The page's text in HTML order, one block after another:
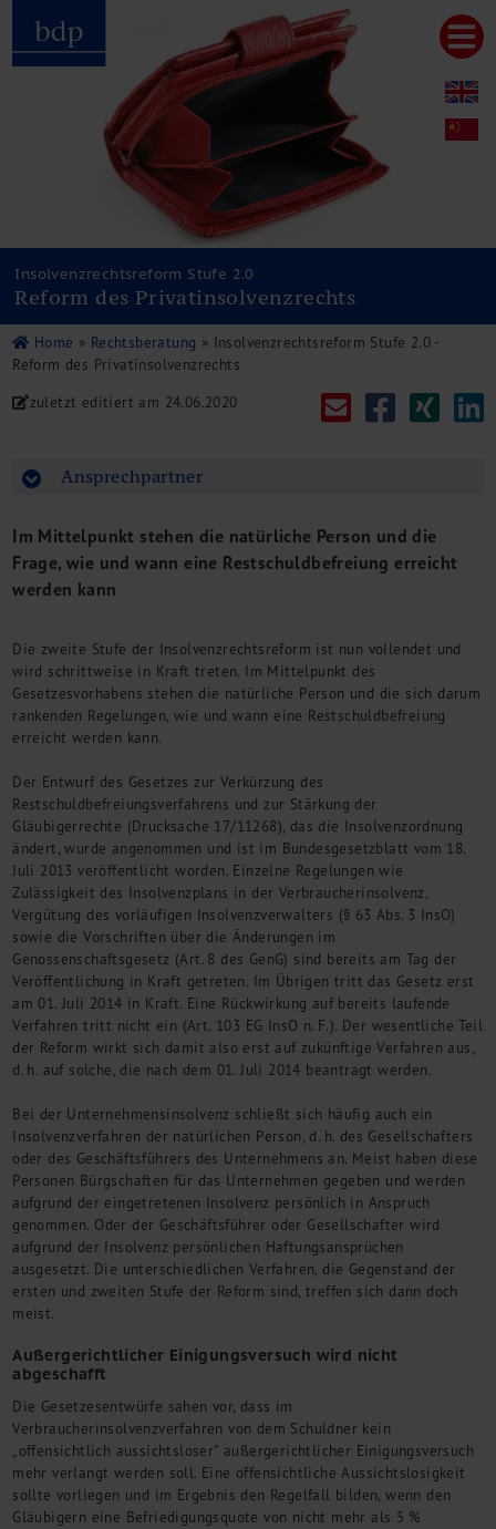
Unternehmenswerte
Publikationen
Newsletter
Videos
Leistungen
Rechtsberatung
Restrukturierung
Management Consulting
Internationalisierung
China Consulting
Finanz- und Lohnbuchhaltung
Wirtschaftsprüfung
Steuerberatung
Rechtsberatung
Unternehmensfinanzierung
Industrielle Dienstleistungen
Inbound Investments
Coaching
Team
Events
Karriere
Kontakt
Insolvenzrechtsreform Stufe 2.0
Reform des Privatinsolvenzrechts
Home » Rechtsberatung » Insolvenzrechtsreform Stufe 2.0 -
Reform des Privatinsolvenzrechts
zuletzt editiert am 24.06.2020
Ansprechpartner
Im Mittelpunkt stehen die natürliche Person und die
Frage, wie und wann eine Restschuldbefreiung erreicht
werden kann
Die zweite Stufe der Insolvenzrechtsreform ist nun vollendet und
wird schrittweise in Kraft treten. Im Mittelpunkt des
Gesetzesvorhabens stehen die natürliche Person und die sich darum
rankenden Regelungen, wie und wann eine Restschuldbefreiung
erreicht werden kann.
Der Entwurf des Gesetzes zur Verkürzung des
Restschuldbefreiungsverfahrens und zur Stärkung der
Gläubigerrechte (Drucksache 17/11268), das die Insolvenzordnung
ändert, wurde angenommen und ist im Bundesgesetzblatt vom 18.
Juli 2013 veröffentlicht worden. Einzelne Regelungen wie
Zulässigkeit des Insolvenzplans in der Verbraucherinsolvenz,
Vergütung des vorläufigen Insolvenzverwalters (§ 63 Abs. 3 InsO)
sowie die Vorschriften über die Änderungen im
Genossenschaftsgesetz (Art. 8 des GenG) sind bereits am Tag der
Veröffentlichung in Kraft getreten. Im Übrigen tritt das Gesetz erst
am 01. Juli 2014 in Kraft. Eine Rückwirkung auf bereits laufende
Verfahren tritt nicht ein (Art. 103 EG InsO n. F.). Der wesentliche Teil
der Reform wirkt sich damit also erst auf zukünftige Verfahren aus,
d. h. auf solche, die nach dem 01. Juli 2014 beantragt werden.
Bei der Unternehmensinsolvenz schließt sich häufig auch ein
Insolvenzverfahren der natürlichen Person, d. h. des Gesellschafters
oder des Geschäftsführers des Unternehmens an. Meist haben diese
Personen Bürgschaften für das Unternehmen gegeben und werden
aufgrund der eingetretenen Insolvenz persönlich in Anspruch
genommen. Oder der Geschäftsführer oder Gesellschafter wird
aufgrund der Insolvenz persönlichen Haftungsansprüchen
ausgesetzt. Die unterschiedlichen Verfahren, die Gegenstand der
ersten und zweiten Stufe der Reform sind, treffen sich dann doch
meist.
Außergerichtlicher Einigungsversuch wird nicht
abgeschafft
Die Gesetzesentwürfe sahen vor, dass im
Verbraucherinsolvenzverfahren von dem Schuldner kein
„offensichtlich aussichtsloser” außergerichtlicher Einigungsversuch
mehr verlangt werden soll. Eine offensichtliche Aussichtslosigkeit
sollte vorliegen und im Ergebnis den Regelfall bilden, wenn den
Gläubigern eine Befriedigungsquote von nicht mehr als 5 %